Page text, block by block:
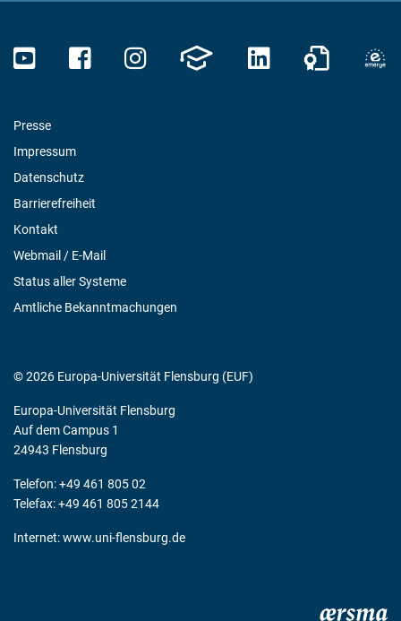
Presse
Impressum
Datenschutz
Barrierefreiheit
Kontakt
Webmail / E-Mail
Status aller Systeme
Amtliche Bekanntmachungen
© 2026 Europa-Universität Flensburg (EUF)
Europa-Universität Flensburg
Auf dem Campus 1
24943 Flensburg
Telefon: +49 461 805 02
Telefax: +49 461 805 2144
Internet:www.uni-flensburg.de